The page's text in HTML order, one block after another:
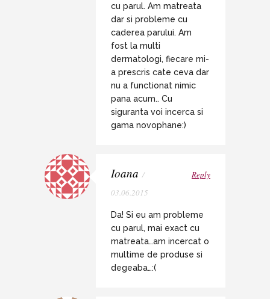
cu parul. Am matreata
dar si probleme cu
caderea parului. Am
fost la multi
dermatologi, fiecare mi-
a prescris cate ceva dar
nu a functionat nimic
pana acum.. Cu
siguranta voi incerca si
gama novophane:)
Ioana /
03.06.2015
Reply
Da! Si eu am probleme
cu parul, mai exact cu
matreata…am incercat o
multime de produse si
degeaba…:(